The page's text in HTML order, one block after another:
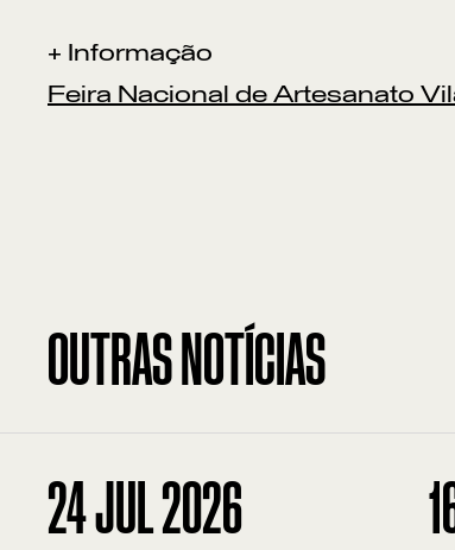
+ Informação
Feira Nacional de Artesanato
OUTRAS NOTÍCIAS
24JUL 2026